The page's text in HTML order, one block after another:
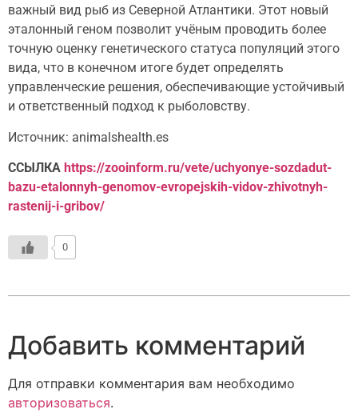
важный вид рыб из Северной Атлантики. Этот новый
эталонный геном позволит учёным проводить более
точную оценку генетического статуса популяций этого
вида, что в конечном итоге будет определять
управленческие решения, обеспечивающие устойчивый
и ответственный подход к рыболовству.
Источник: animalshealth.es
ССЫЛКА https://zooinform.ru/vete/uchyonye-sozdadut-
bazu-etalonnyh-genomov-evropejskih-vidov-zhivotnyh-
rastenij-i-gribov/
0
Добавить комментарий
Для отправки комментария вам необходимо
авторизоваться.